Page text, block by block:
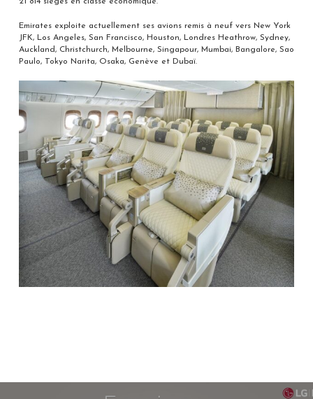
Emirates exploite actuellement ses avions remis à neuf vers New York
JFK, Los Angeles, San Francisco, Houston, Londres Heathrow, Sydney,
Auckland, Christchurch, Melbourne, Singapour, Mumbai, Bangalore, Sao
Paulo, Tokyo Narita, Osaka, Genève et Dubaï.